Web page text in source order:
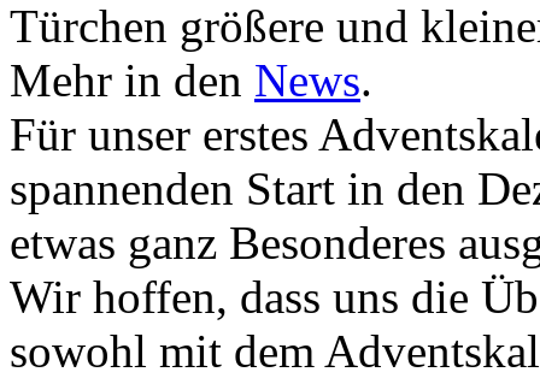
Türchen größere und
Mehr in den News.
Für unser erstes
spannenden Start in den
etwas ganz Besonderes
Wir hoffen, dass uns die
sowohl mit dem